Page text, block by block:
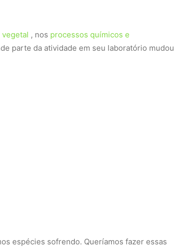
, nos processos químicos e
parte da atividade em seu laboratório mudou
espécies sofrendo. Queríamos fazer essas